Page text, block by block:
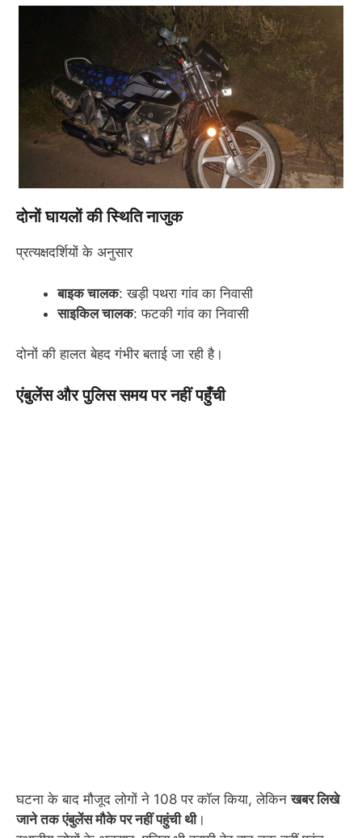
दोनों घायलों की स्थिति नाजुक
प्रत्यक्षदर्शियों के अनुसार
बाइक चालक: खड़ी पथरा गांव का निवासी
साइकिल चालक: फटकी गांव का निवासी
दोनों की हालत बेहद गंभीर बताई जा रही है।
एंबुलेंस और पुलिस समय पर नहीं पहुँची
घटना के बाद मौजूद लोगों ने 108 पर कॉल किया, लेकिनखबर लिखे
जाने तक एंबुलेंस मौके पर नहीं पहुंची थी।